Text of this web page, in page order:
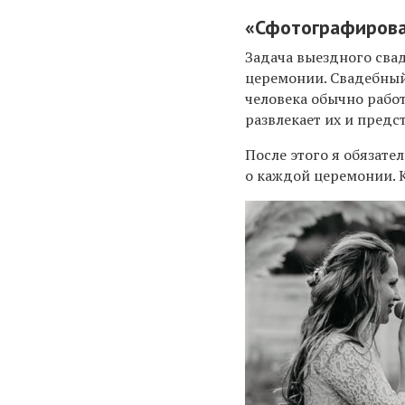
«
Задача выездного
церемонии.
человека обычно
развлекает их и
После этого я
о каждой церемонии.